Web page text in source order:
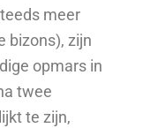
meer
bizons), zijn
opmars in
twee
te zijn,